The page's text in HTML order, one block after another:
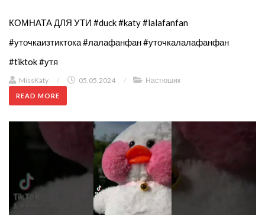
КОМНАТА ДЛЯ УТИ #duck #katy #lalafanfan
#уточкаизтиктока #лалафанфан #уточкалалафанфан
#tiktok #утя
MissKaty / 05.05.2024 / Настюшик
READ MORE